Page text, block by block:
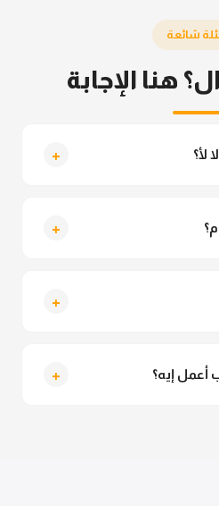
شائعة
هنا الإجابة
لأ؟ +
+
+
إيه؟ +